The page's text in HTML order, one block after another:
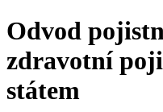
Odvod
zdravotní
státem